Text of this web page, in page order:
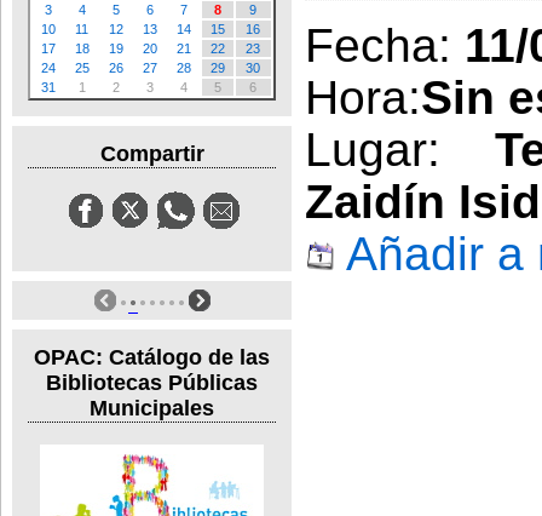
3
4 5 6 7 8
9
10
11 12 13 14 15
16
17
18 19 20 21 22
23
24
25 26 27 28 29
30
31
1 2 3 4 5 6
Compartir
OPAC: Catálogo de las
Bibliotecas Públicas
Municipales
Fecha:
Hora:Sin
Lugar:
Zaidín
Añadir a